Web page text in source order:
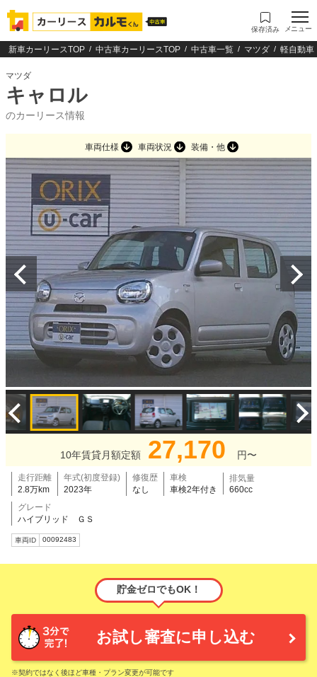
保存済み メニュー
新車カーリースTOP 中古車カーリースTOP 中古車一覧 マツダ 軽自動車
マツダ
キャロル
のカーリース情報
車両仕様 車両状況 装備・他
10年賃貸月額定額 27,170 円〜
走行距離
2.8万km
年式(初度登録)
2023年
修復歴
なし
車検
車検2年付き
排気量
660cc
グレード
ハイブリッド ＧＳ
車両ID 00092483
貯金ゼロでもOK！
お試し審査に申し込む
※契約ではなく後ほど車種・プラン変更が可能です